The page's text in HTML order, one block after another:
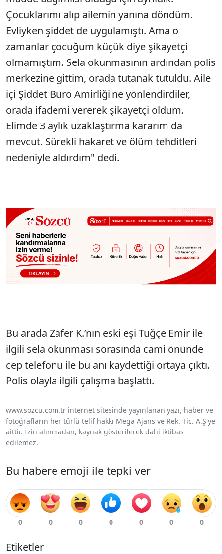
Çocuklarımı alıp ailemin yanına döndüm.
Evliyken şiddet de uygulamıştı. Ama o
zamanlar çocuğum küçük diye şikayetçi
olmamıştım. Sela okunmasının ardından polis
merkezine gittim, orada tutanak tutuldu. Aile
içi Şiddet Büro Amirliği'ne yönlendirdiler,
orada ifademi vererek şikayetçi oldum.
Elimde 3 aylık uzaklaştırma kararım da
mevcut. Sürekli hakaret ve ölüm tehditleri
nedeniyle aldırdım" dedi.
Bu arada Zafer K.’nın eski eşi Tuğçe Emir ile
ilgili sela okunması sorasında cami önünde
cep telefonu ile bu anı kaydettiği ortaya çıktı.
Polis olayla ilgili çalışma başlattı.
www.sozcu.com.tr internet sitesinde yayınlanan yazı, haber ve
fotoğrafların her türlü telif hakkı Mega Ajans ve Rek. Tic. A.Ş'ye
aittir. İzin alınmadan, kaynak gösterilerek dahi iktibas
edilemez.
Bu habere emoji ile tepki ver
Etiketler